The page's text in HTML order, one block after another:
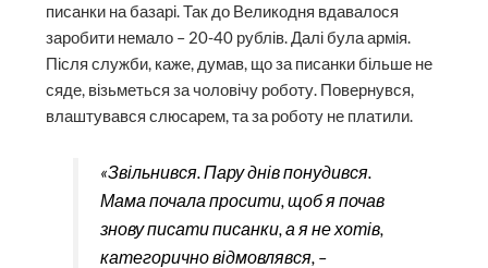
писанки на базарі. Так до Великодня вдавалося
заробити немало – 20-40 рублів. Далі була армія.
Після служби, каже, думав, що за писанки більше не
сяде, візьметься за чоловічу роботу. Повернувся,
влаштувався слюсарем, та за роботу не платили.
«Звільнився. Пару днів понудився.
Мама почала просити, щоб я почав
знову писати писанки, а я не хотів,
категорично відмовлявся, –